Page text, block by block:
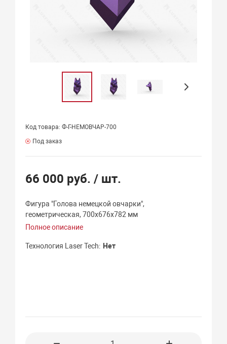
Код товара: Ф-Г-НЕМОВЧАР-700
Под заказ
66 000 руб./ шт.
Фигура "Голова немецкой овчарки",
геометрическая, 700х676х782 мм
Полное описание
Технология Laser Tech Нет